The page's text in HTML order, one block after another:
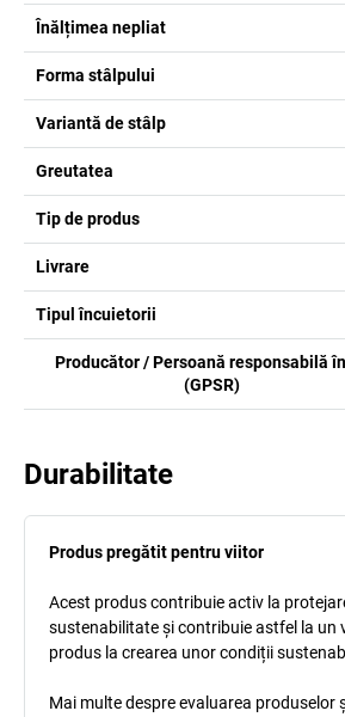
Înălțimea nepliat
Forma stâlpului
Variantă de stâlp
Greutatea
Tip de produs
Livrare
Tipul încuietorii
Producător / Persoană responsabilă
(GPSR)
Durabilitate
Produs pregătit pentru viitor
Acest produs contribuie activ la
sustenabilitate și contribuie astfel la un
produs la crearea unor condiții
Mai multe despre evaluarea